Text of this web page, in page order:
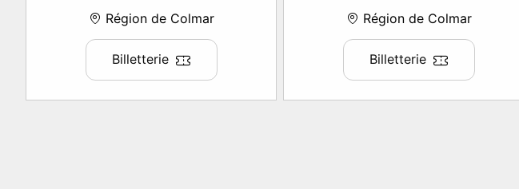
Région de Colmar
Billetterie
Région de Colmar
Billetterie